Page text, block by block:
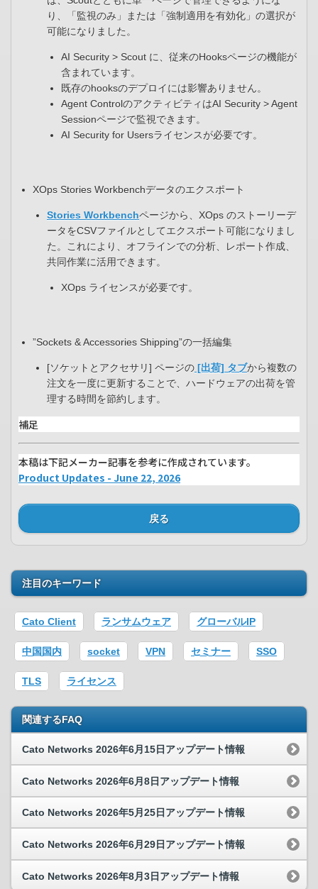
り、「監視のみ」または「強制適用を有効化」の選択が
可能になりました。
AI Security > Scout に、従来のHooksページの機能が
含まれています。​
既存のhooksのデプロイには影響ありません。​
Agent ControlのアクティビティはAI Security > Agent
Sessionページで監視できます。​
AI Security for Usersライセンスが必要です。
XOps Stories Workbenchデータのエクスポート​
Stories Workbenchページから、XOps のストーリーデ
ータをCSVファイルとしてエクスポート可能になりまし
た。これにより、オフラインでの分析、レポート作成、
共同作業に活用できます。
XOps ライセンスが必要です。
”Sockets & Accessories Shipping”の一括編集
[ソケットとアクセサリ] ページの [出荷] タブから複数の
注文を一度に更新することで、ハードウェアの出荷を管
理する時間を節約します。
補足
本稿は下記メーカー記事を参考に作成されています。
Product Updates - June 22, 2026
戻る
注目のキーワード
Cato Client ランサムウェア グローバルIP
中国国内 socket VPN セミナー SSO
TLS ライセンス
関連するFAQ
Cato Networks 2026年6月15日アップデート情報
Cato Networks 2026年6月8日アップデート情報
Cato Networks 2026年5月25日アップデート情報
Cato Networks 2026年6月29日アップデート情報
Cato Networks 2026年8月3日アップデート情報